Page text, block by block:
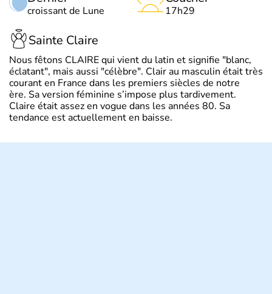
croissant de Lune 17h29
Sainte Claire
Nous fêtons CLAIRE qui vient du latin et signifie "blanc,
éclatant", mais aussi "célèbre". Clair au masculin était très
courant en France dans les premiers siècles de notre
ère. Sa version féminine s’impose plus tardivement.
Claire était assez en vogue dans les années 80. Sa
tendance est actuellement en baisse.